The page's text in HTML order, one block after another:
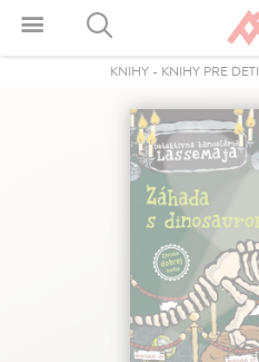
KNIHY- KNIHY PRE DETI